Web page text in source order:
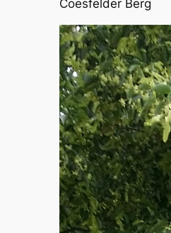
Coesfelder Berg